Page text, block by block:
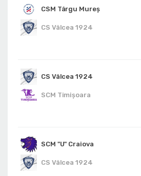
CSM Târgu Mureș
CS Vâlcea 1924
CS Vâlcea 1924
SCM Timișoara
SCM "U" Craiova
CS Vâlcea 1924